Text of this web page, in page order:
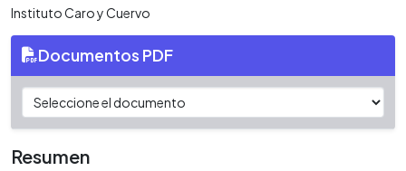
Instituto Caro y Cuervo
Documentos PDF
Resumen